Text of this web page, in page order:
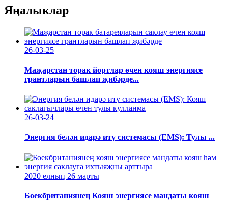
Яңалыклар
26-03-25
Маҗарстан торак йортлар өчен кояш энергиясе
грантларын башлап җибәрде...
26-03-24
Энергия белән идарә итү системасы (EMS): Тулы ...
2020 елның 26 ​​марты
Бөекбританиянең Кояш энергиясе мандаты кояш